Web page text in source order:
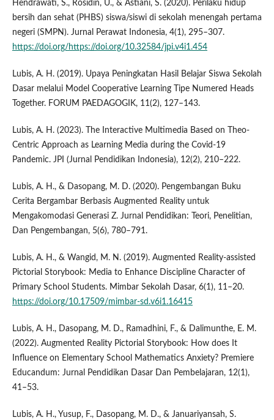
Hendrawati, S., Rosidin, U., & Astiani, S. (2020). Perilaku hidup
bersih dan sehat (PHBS) siswa/siswi di sekolah menengah pertama
negeri (SMPN). Jurnal Perawat Indonesia, 4(1), 295–307.
https://doi.org/https://doi.org/10.32584/jpi.v4i1.454
Lubis, A. H. (2019). Upaya Peningkatan Hasil Belajar Siswa Sekolah
Dasar melalui Model Cooperative Learning Tipe Numered Heads
Together. FORUM PAEDAGOGIK, 11(2), 127–143.
Lubis, A. H. (2023). The Interactive Multimedia Based on Theo-
Centric Approach as Learning Media during the Covid-19
Pandemic. JPI (Jurnal Pendidikan Indonesia), 12(2), 210–222.
Lubis, A. H., & Dasopang, M. D. (2020). Pengembangan Buku
Cerita Bergambar Berbasis Augmented Reality untuk
Mengakomodasi Generasi Z. Jurnal Pendidikan: Teori, Penelitian,
Dan Pengembangan, 5(6), 780–791.
Lubis, A. H., & Wangid, M. N. (2019). Augmented Reality-assisted
Pictorial Storybook: Media to Enhance Discipline Character of
Primary School Students. Mimbar Sekolah Dasar, 6(1), 11–20.
https://doi.org/10.17509/mimbar-sd.v6i1.16415
Lubis, A. H., Dasopang, M. D., Ramadhini, F., & Dalimunthe, E. M.
(2022). Augmented Reality Pictorial Storybook: How does It
Influence on Elementary School Mathematics Anxiety? Premiere
Educandum: Jurnal Pendidikan Dasar Dan Pembelajaran, 12(1),
41–53.
Lubis, A. H., Yusup, F., Dasopang, M. D., & Januariyansah, S.